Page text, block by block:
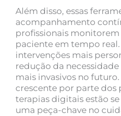
Além disso, essas
acompanhamento
profissionais
paciente em tempo real.
intervenções mais
redução da
mais invasivos no
crescente por parte dos
terapias digitais estão
uma peça-chave no